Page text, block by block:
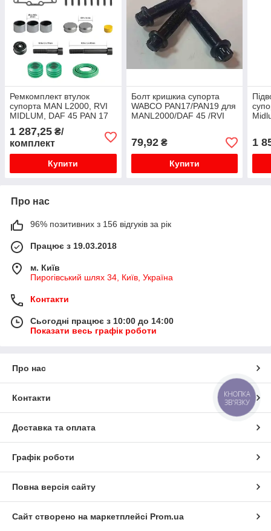
Ремкомплект втулок
супорта MAN L2000, RVI
MIDLUM, DAF 45 PAN 17
без пальців
1 287,25 ₴/
комплект
Купити
Болт кришкиа супорта
WABCO PAN17/PAN19 для
MANL2000/DAF 45 /RVI
79,92₴
Купити
1
Про нас
96% позитивних з 156 відгуків за рік
Працює з 19.03.2018
м. Київ
Пирогівський шлях 34, Київ, Україна
Контакти
Сьогодні працює з 10:00 до 14:00
Показати весь графік роботи
Про нас
Контакти
Доставка та оплата
Графік роботи
Повна версія сайту
Сайт створено на маркетплейсі Prom.ua
КНОПКА
ЗВ'ЯЗКУ